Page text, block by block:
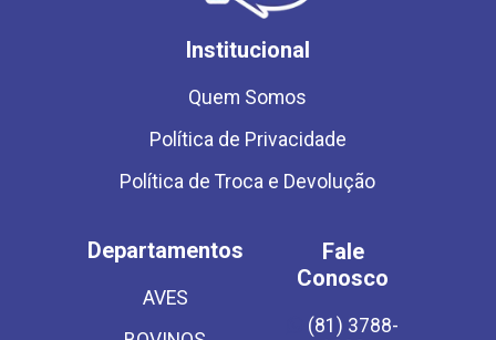
Institucional
Quem Somos
Política de Privacidade
Política de Troca e Devolução
Departamentos
AVES
Fale
Conosco
(81) 3788-